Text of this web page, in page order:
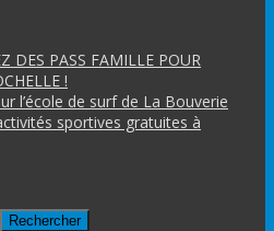
DES PASS FAMILLE POUR
!
l’école de surf de La Bouverie
sportives gratuites à